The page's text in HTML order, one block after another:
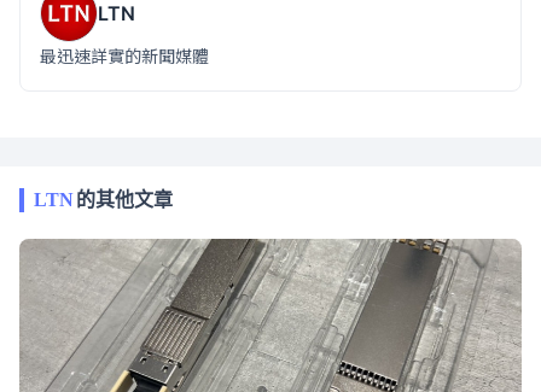
LTN
最迅速詳實的新聞媒體
LTN的其他文章